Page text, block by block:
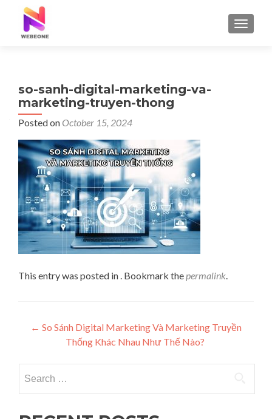
so-sanh-digital-marketing-va-
marketing-truyen-thong
Posted on October 15, 2024
This entry was posted in . Bookmark thepermalink.
Post navigation
← So Sánh Digital Marketing Và Marketing Truyền
Thống Khác Nhau Như Thế Nào?